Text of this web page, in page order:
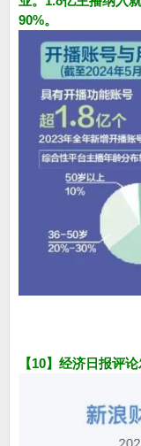
90%。
【10】经济日报评